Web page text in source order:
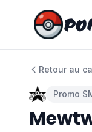
Retour au
Promo